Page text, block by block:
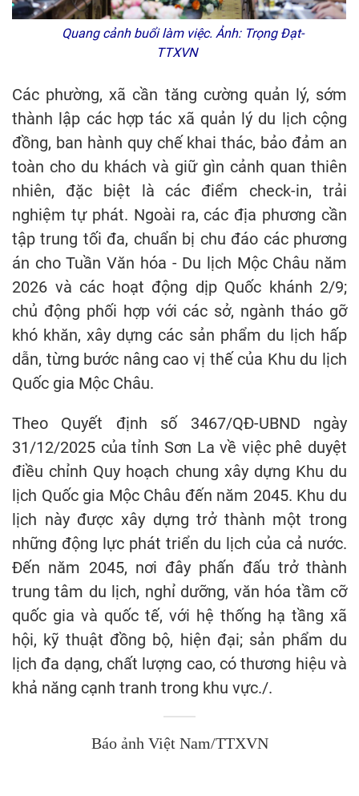
Quang cảnh buổi làm việc. Ảnh: Trọng Đạt-
TTXVN
Các phường, xã cần tăng cường quản lý, sớm
thành lập các hợp tác xã quản lý du lịch cộng
đồng, ban hành quy chế khai thác, bảo đảm an
toàn cho du khách và giữ gìn cảnh quan thiên
nhiên, đặc biệt là các điểm check-in, trải
nghiệm tự phát. Ngoài ra, các địa phương cần
tập trung tối đa, chuẩn bị chu đáo các phương
án cho Tuần Văn hóa - Du lịch Mộc Châu năm
2026 và các hoạt động dịp Quốc khánh 2/9;
chủ động phối hợp với các sở, ngành tháo gỡ
khó khăn, xây dựng các sản phẩm du lịch hấp
dẫn, từng bước nâng cao vị thế của Khu du lịch
Quốc gia Mộc Châu.
Theo Quyết định số 3467/QĐ-UBND ngày
31/12/2025 của tỉnh Sơn La về việc phê duyệt
điều chỉnh Quy hoạch chung xây dựng Khu du
lịch Quốc gia Mộc Châu đến năm 2045. Khu du
lịch này được xây dựng trở thành một trong
những động lực phát triển du lịch của cả nước.
Đến năm 2045, nơi đây phấn đấu trở thành
trung tâm du lịch, nghỉ dưỡng, văn hóa tầm cỡ
quốc gia và quốc tế, với hệ thống hạ tầng xã
hội, kỹ thuật đồng bộ, hiện đại; sản phẩm du
lịch đa dạng, chất lượng cao, có thương hiệu và
khả năng cạnh tranh trong khu vực./.
Báo ảnh Việt Nam/TTXVN